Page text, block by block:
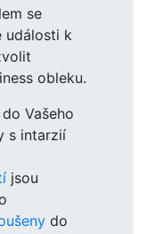
se
události k
obleku.
Vašeho
s intarzií
jsou
do